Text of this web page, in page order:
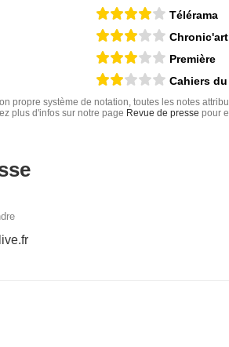
Télérama
Première
Cahiers
propre système de notation, toutes les notes
plus d'infos sur notre page Revue de presse pour